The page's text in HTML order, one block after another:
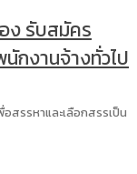
ง รับสมัคร
กงานจ้างทั่วไป
สรรหาและเลือกสรรเป็น